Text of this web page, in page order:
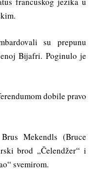
su prepunu
Bijafri. Poginulo je
dobile pravo
Mekendls (Bruce
brod „Čelendžer“ i
svemirom.